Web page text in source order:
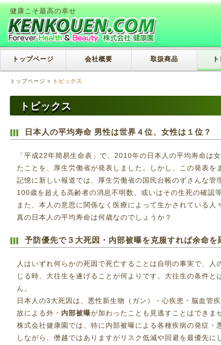
健康こそ最高の幸せ
トップページ 会社概要 取扱商品
トップページ > トピックス
トピックス
日本人の平均寿命 男性は世界４位、女性は１位？
「平成22年簡易生命表」で、2010年の日本人の平均寿命
たことを、厚生労働省が発表しました。しかし、この発表
記憶に新しい報道では、厚生労働省の国民台帳のずさんな管
100歳を超える高齢者の消息不明数、或いはその生死の確認
また、本人の意思に関係なく医療によって生かされている人
真の日本人の平均寿命は何歳なのでしょうか？
予防優先で３大死因・内部被曝を克服すれば余命を
人はいずれ何らかの死因で死亡することは自明の事実で、
じる時、大往生を遂げることが何よりです。大往生の条件
ん。
日本人の3大死因は、悪性新生物（ガン）・心疾患・脳血管
故による外・ 内部被曝が加わったことも見逃すことはできま
株式会社健康園では、特に内部被曝による各種疾病の発症
しながら、僭越ではありますがリスク低減や回避を最優先に